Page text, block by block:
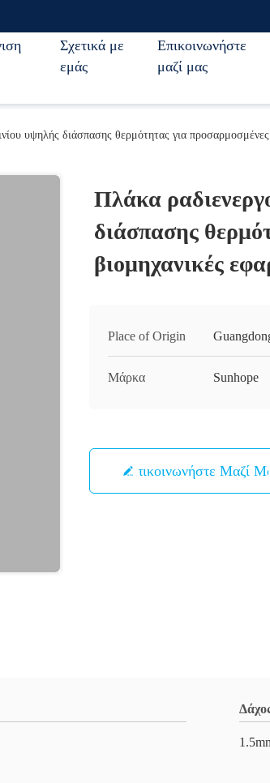
Σχετικά με
εμάς
Επικοινωνήστε
μαζί μας
υψηλής διάσπασης θερμότητας για προσαρμοσμένες
Πλάκα
διάσπασης
βιομηχανικές
Place of Origin
Μάρκα Sunhope
Επικοινωνήστε Μαζί